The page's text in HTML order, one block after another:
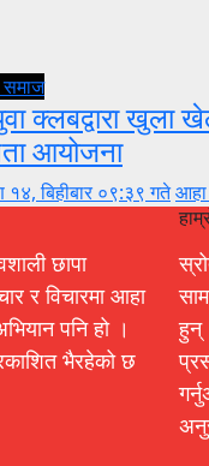
समाज
क्लबद्वारा खुला
आयोजना
बिहीबार ०९:३९ गते
छापा
र विचारमा आहा
पनि हो ।
भैरहेको छ
हुन्